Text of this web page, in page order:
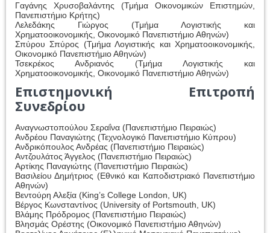
Γαγάνης Χρυσοβαλάντης (Τμήμα Οικονομικών Επιστημών,
Πανεπιστήμιο Κρήτης)
Λελεδάκης Γιώργος (Τμήμα Λογιστικής και
Χρηματοοικονομικής, Οικονομικό Πανεπιστήμιο Αθηνών)
Σπύρου Σπύρος (Τμήμα Λογιστικής και Χρηματοοικονομικής,
Οικονομικό Πανεπιστήμιο Αθηνών)
Τσεκρέκος Ανδριανός (Τμήμα Λογιστικής και
Χρηματοοικονομικής, Οικονομικό Πανεπιστήμιο Αθηνών)
Επιστημονική Επιτροπή
Συνεδρίου
Αναγνωστοπούλου Σεραΐνα (Πανεπιστήμιο Πειραιώς)
Ανδρέου Παναγιώτης (Τεχνολογικό Πανεπιστήμιο Κύπρου)
Ανδρικόπουλος Ανδρέας (Πανεπιστήμιο Πειραιώς)
Αντζουλάτος Άγγελος (Πανεπιστήμιο Πειραιώς)
Αρτίκης Παναγιώτης (Πανεπιστήμιο Πειραιώς)
Βασιλείου Δημήτριος (Εθνικό και Καποδιστριακό Πανεπιστήμιο
Αθηνών)
Βεντούρη Αλεξία (King’s College London, UK)
Βέργος Κωνσταντίνος (University of Portsmouth, UK)
Βλάμης Πρόδρομος (Πανεπιστήμιο Πειραιώς)
Βλησμάς Ορέστης (Οικονομικό Πανεπιστήμιο Αθηνών)